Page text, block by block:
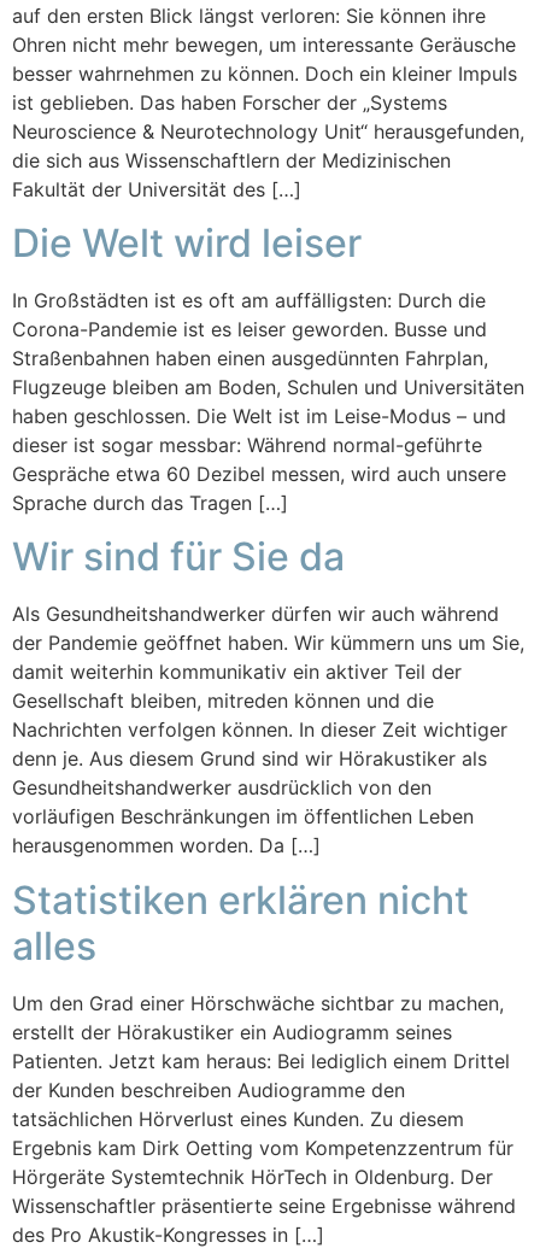
auf den ersten Blick längst verloren: Sie können ihre
Ohren nicht mehr bewegen, um interessante Geräusche
besser wahrnehmen zu können. Doch ein kleiner Impuls
ist geblieben. Das haben Forscher der „Systems
Neuroscience & Neurotechnology Unit“ herausgefunden,
die sich aus Wissenschaftlern der Medizinischen
Fakultät der Universität des […]
Die Welt wird leiser
In Großstädten ist es oft am auffälligsten: Durch die
Corona-Pandemie ist es leiser geworden. Busse und
Straßenbahnen haben einen ausgedünnten Fahrplan,
Flugzeuge bleiben am Boden, Schulen und Universitäten
haben geschlossen. Die Welt ist im Leise-Modus – und
dieser ist sogar messbar: Während normal-geführte
Gespräche etwa 60 Dezibel messen, wird auch unsere
Sprache durch das Tragen […]
Wir sind für Sie da
Als Gesundheitshandwerker dürfen wir auch während
der Pandemie geöffnet haben. Wir kümmern uns um Sie,
damit weiterhin kommunikativ ein aktiver Teil der
Gesellschaft bleiben, mitreden können und die
Nachrichten verfolgen können. In dieser Zeit wichtiger
denn je. Aus diesem Grund sind wir Hörakustiker als
Gesundheitshandwerker ausdrücklich von den
vorläufigen Beschränkungen im öffentlichen Leben
herausgenommen worden. Da […]
Statistiken erklären nicht
alles
Um den Grad einer Hörschwäche sichtbar zu machen,
erstellt der Hörakustiker ein Audiogramm seines
Patienten. Jetzt kam heraus: Bei lediglich einem Drittel
der Kunden beschreiben Audiogramme den
tatsächlichen Hörverlust eines Kunden. Zu diesem
Ergebnis kam Dirk Oetting vom Kompetenzzentrum für
Hörgeräte Systemtechnik HörTech in Oldenburg. Der
Wissenschaftler präsentierte seine Ergebnisse während
des Pro Akustik-Kongresses in […]